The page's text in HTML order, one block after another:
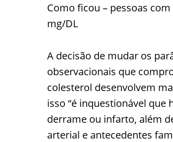
Como ficou – pessoas
mg/DL
A decisão de mudar os
observacionais que
colesterol desenvolvem
isso “é inquestionável
derrame ou infarto, além
arterial e antecedentes